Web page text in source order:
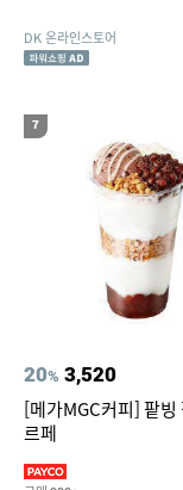
DK 온라인스토어
7
20% 3,520
[메가MGC커피] 팥빙
르페